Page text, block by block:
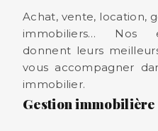
Achat, vente, location,
immobiliers… Nos
donnent leurs
vous accompagner
immobilier.
Gestion immobilière